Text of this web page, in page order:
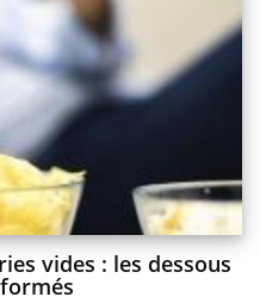
vides : les dessous